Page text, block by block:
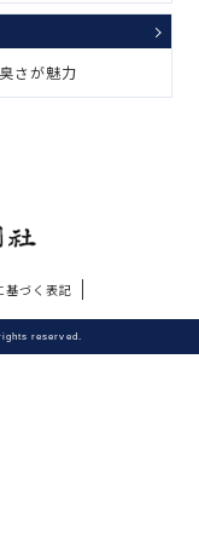
さが魅力
基づく表記
reserved.